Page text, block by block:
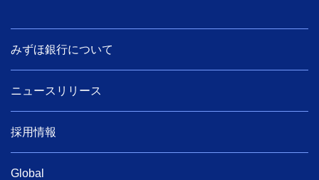
みずほ銀行について
ニュースリリース
採用情報
Global